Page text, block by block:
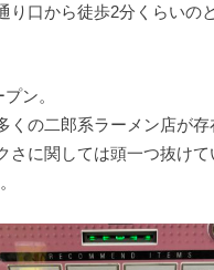
り口から徒歩2分くらいの
ン。
くの二郎系ラーメン店が
さに関しては頭一つ抜け